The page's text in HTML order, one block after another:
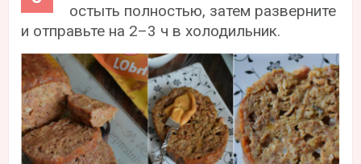
остыть полностью, затем разверните
и отправьте на 2–3 ч в холодильник.